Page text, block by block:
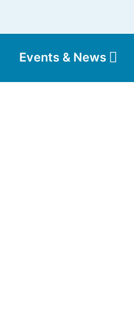
Events & News